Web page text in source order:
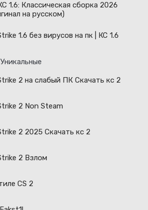
1.6: Классическая сборка 2026
на русском)
1.6 без вирусов на пк | КС 1.6
2 на слабый ПК Скачать кс 2
2 Non Steam
2 2025 Скачать кс 2
2 Взлом
CS 2